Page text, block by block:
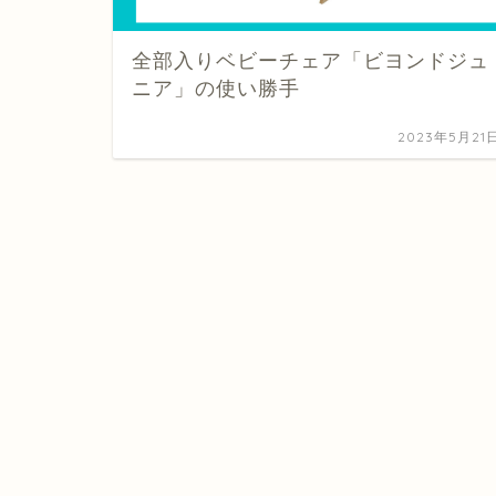
全部入りベビーチェア「ビヨンドジュ
ニア」の使い勝手
2023年5月21